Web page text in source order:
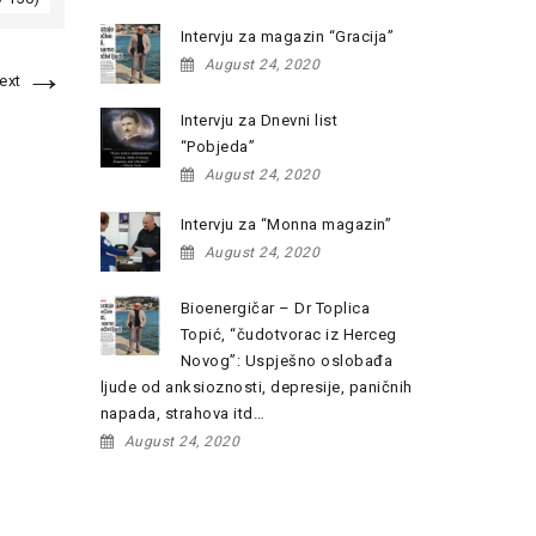
→
Intervju za magazin “Gracija”
August 24, 2020
Intervju za Dnevni list
“Pobjeda”
August 24, 2020
Intervju za “Monna magazin”
August 24, 2020
Bioenergičar – Dr Toplica
Topić, “čudotvorac iz Herceg
Novog”: Uspješno oslobađa
ljude od anksioznosti, depresije, paničnih
napada, strahova itd…
August 24, 2020